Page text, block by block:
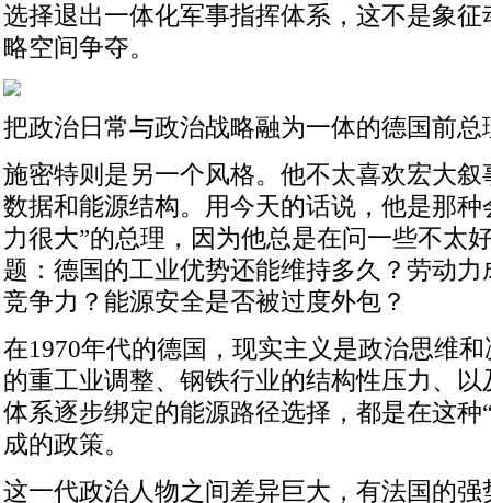
选择退出一体化军事指挥体系，这不是象
略空间争夺。
把政治日常与政治战略融为一体的德国前总
施密特则是另一个风格。他不太喜欢宏大
数据和能源结构。用今天的话说，他是那种
力很大”的总理，因为他总是在问一些不太
题：德国的工业优势还能维持多久？劳动
竞争力？能源安全是否被过度外包？
在1970年代的德国，现实主义是政治思维
的重工业调整、钢铁行业的结构性压力、
体系逐步绑定的能源路径选择，都是在这种
成的政策。
这一代政治人物之间差异巨大，有法国的